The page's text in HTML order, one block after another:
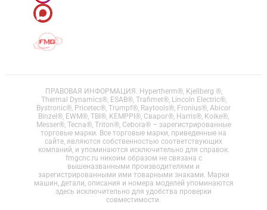
ПРАВОВАЯ ИНФОРМАЦИЯ. Hypertherm®, Kjellberg ®,
Thermal Dynamics®, ESAB®, Trafimet®, Lincoln Electric®,
Bystronic®, Pricetec®, Trumpf®, Raytools®, Fronius®, Abicor
Binzel®, EWM®, TBI®, KEMPPI®, Сварог®, Harris®, Koike®,
Messer®, Tecna®, Triton®, Cebora® – зарегистрированные
торговые марки. Все торговые марки, приведенные на
сайте, являются собственностью соответствующих
компаний, и упоминаются исключительно для справок.
fmgcnc.ru никоим образом не связана с
вышеназванными производителями и
зарегистрированными ими товарными знаками. Марки
машин, детали, описания и номера моделей упоминаются
здесь исключительно для удобства проверки
совместимости.